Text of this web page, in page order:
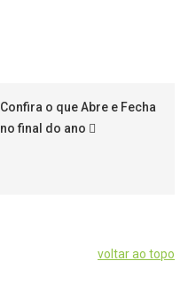
Confira o que Abre e Fecha
no final do ano
voltar ao topo